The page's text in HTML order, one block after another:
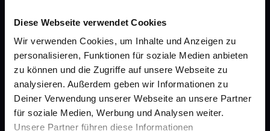
Diese Webseite verwendet Cookies
Wir verwenden Cookies, um Inhalte und Anzeigen zu
personalisieren, Funktionen für soziale Medien anbieten
zu können und die Zugriffe auf unsere Webseite zu
analysieren. Außerdem geben wir Informationen zu
Deiner Verwendung unserer Webseite an unsere Partner
für soziale Medien, Werbung und Analysen weiter.
Unsere Partner führen diese Informationen
Widerrufsformular
gesund.de
Über uns
Karriere